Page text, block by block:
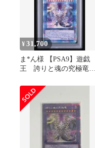
¥31,700
ま*ん様 【PSA9】遊戯
王 誇りと魂の究極竜